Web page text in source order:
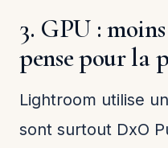
3. GPU :
pense pour la
Lightroom utilise
sont surtout DxO